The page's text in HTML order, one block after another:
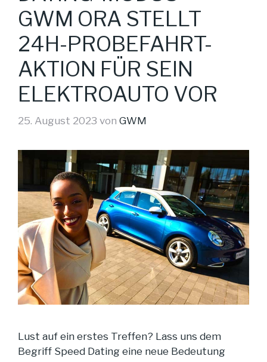
GWM ORA STELLT
24H-PROBEFAHRT-
AKTION FÜR SEIN
ELEKTROAUTO VOR
25. August 2023 von GWM
Lust auf ein erstes Treffen? Lass uns dem
Begriff Speed Dating eine neue Bedeutung